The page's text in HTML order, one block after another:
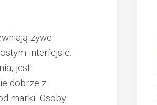
żywe
interfejsie.
jest
dobrze z
marki. Osoby